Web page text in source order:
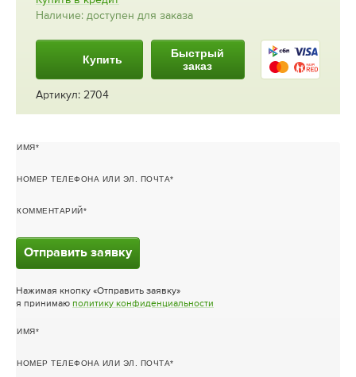
Наличие: доступен для заказа
Купить
Быстрый
заказ
Артикул: 2704
ИМЯ
НОМЕР ТЕЛЕФОНА ИЛИ ЭЛ. ПОЧТА
КОММЕНТАРИЙ
Отправить заявку
Нажимая кнопку «Отправить заявку»
я принимаю политику конфиденциальности
ИМЯ
НОМЕР ТЕЛЕФОНА ИЛИ ЭЛ. ПОЧТА